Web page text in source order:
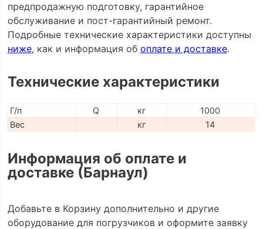
предпродажную подготовку, гарантийное
обслуживание и пост-гарантийный ремонт.
Подробные технические характеристики доступны
ниже, как и информация об оплате и доставке.
Технические характеристики
Г/п Q кг
1000
Вес
кг 14
Информация об оплате и
доставке (Барнаул)
Добавьте в Корзину дополнительно и другие
оборудование для погрузчиков и оформите заявку